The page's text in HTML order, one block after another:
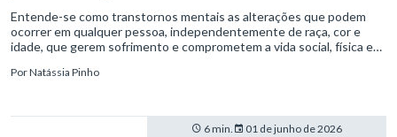
Entende-se como transtornos mentais as alterações que podem
ocorrer em qualquer pessoa, independentemente de raça, cor e
idade, que gerem sofrimento e comprometem a vida social, física e
PorNatássia Pinho
6 min. 01 de junho de 2026